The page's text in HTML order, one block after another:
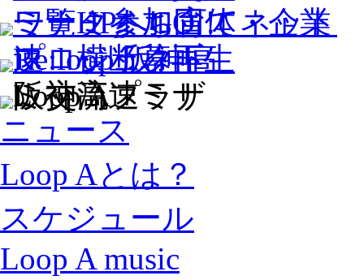
ニュース
Loop Aとは？
スケジュール
Loop A music